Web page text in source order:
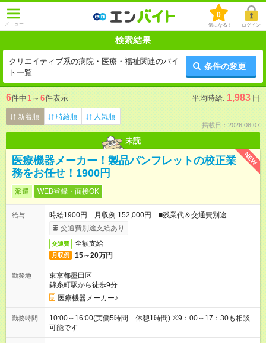
メニュー
0
気になる！ ログイン
検索結果
クリエイティブ系の病院・医療・福祉関連のバイ
ト一覧
条件の変更
6件中1 ～ 6件表示 平均時給: 1,983 円
新着順 時給順 人気順
掲載日：2026.08.07
未読
NEW
医療機器メーカー！製品パンフレットの校正業
務をお任せ！1900円
派遣 WEB登録・面接OK
給与
時給1900円 月収例 152,000円 ■残業代＆交通費別途
交通費別途支給あり
交通費 全額支給
月収例 15～20万円
勤務地
東京都墨田区
錦糸町駅から徒歩9分
医療機器メーカー♪
勤務時間
10:00～16:00(実働5時間 休憩1時間) ※9：00～17：30も相談
可能です